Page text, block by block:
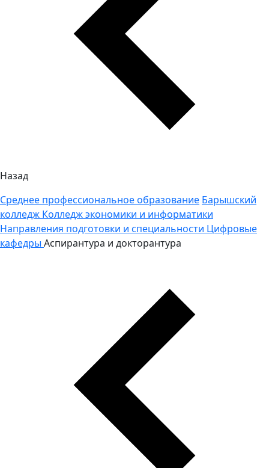
Назад
Среднее профессиональное образование Барышский
колледж Колледж экономики и информатики
Направления подготовки и специальности Цифровые
кафедры Аспирантура и докторантура